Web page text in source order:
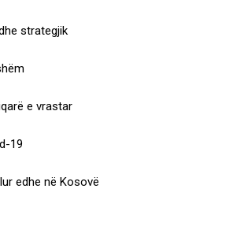
strategjik
e vrastar
19
edhe në Kosovë